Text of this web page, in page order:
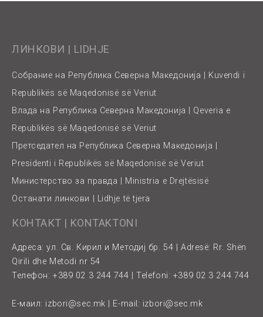
ЛИНКОВИ | LIDHJE
Собрание на Република Северна Македонија | Kuvendi i
Republikës së Maqedonisë së Veriut
Влада на Република Северна Македонија | Qeveria e
Republikës së Maqedonisë së Veriut
Претседател на Република Северна Македонија |
Presidenti i Republikës së Maqedonisë së Veriut
Министерство за правда | Ministria e Drejtësisë
Останати линкови | Lidhje të tjera
КОНТАКТ | KONTAKTONI
Адреса: ул. Св. Кирил и Методиј бр. 54 | Adresë: Rr. Shën
Qirili dhe Metodi nr 54
Телефон: +389 02 3 244 744 | Telefoni: +389 02 3 244 744
Е-маил: izbori@sec.mk | E-mail: izbori@sec.mk